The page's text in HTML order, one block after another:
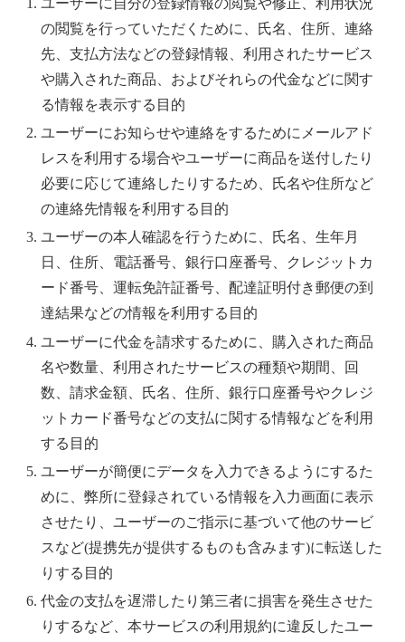
ユーザーに自分の登録情報の閲覧や修正、利用状況
の閲覧を行っていただくために、氏名、住所、連絡
先、支払方法などの登録情報、利用されたサービス
や購入された商品、およびそれらの代金などに関す
る情報を表示する目的
ユーザーにお知らせや連絡をするためにメールアド
レスを利用する場合やユーザーに商品を送付したり
必要に応じて連絡したりするため、氏名や住所など
の連絡先情報を利用する目的
ユーザーの本人確認を行うために、氏名、生年月
日、住所、電話番号、銀行口座番号、クレジットカ
ード番号、運転免許証番号、配達証明付き郵便の到
達結果などの情報を利用する目的
ユーザーに代金を請求するために、購入された商品
名や数量、利用されたサービスの種類や期間、回
数、請求金額、氏名、住所、銀行口座番号やクレジ
ットカード番号などの支払に関する情報などを利用
する目的
ユーザーが簡便にデータを入力できるようにするた
めに、弊所に登録されている情報を入力画面に表示
させたり、ユーザーのご指示に基づいて他のサービ
スなど(提携先が提供するものも含みます)に転送した
りする目的
代金の支払を遅滞したり第三者に損害を発生させた
りするなど、本サービスの利用規約に違反したユー